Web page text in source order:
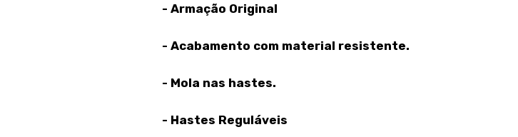
- Armação Original
- Acabamento com material resistente.
- Mola nas hastes.
- Hastes Reguláveis